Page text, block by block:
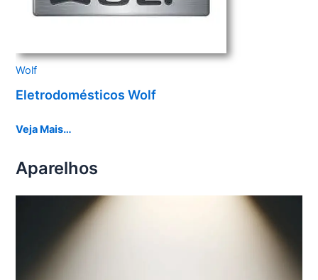
Wolf
Eletrodomésticos Wolf
Veja Mais…
Aparelhos